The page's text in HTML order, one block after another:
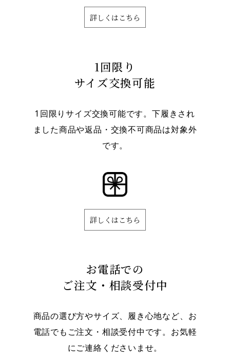
詳しくはこちら
1回限り
サイズ交換可能
1回限りサイズ交換可能です。下履きされ
ました商品や返品・交換不可商品は対象外
です。
詳しくはこちら
お電話での
ご注文・相談受付中
商品の選び方やサイズ、履き心地など、お
電話でもご注文・相談受付中です。お気軽
にご連絡くださいませ。